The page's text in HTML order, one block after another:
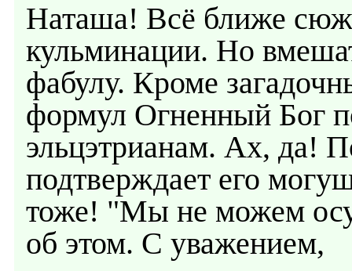
Наташа! Всё ближе
кульминации. Но
фабулу. Кроме
формул Огненный Бог
эльцэтрианам. Ах, да!
подтверждает его
тоже! "Мы не можем
об этом. С уважением,